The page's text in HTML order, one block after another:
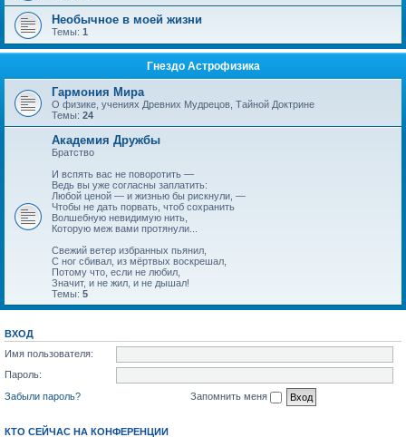
Необычное в моей жизни
Темы: 1
Гнездо Астрофизика
Гармония Мира
О физике, учениях Древних Мудрецов, Тайной Доктрине
Темы: 24
Академия Дружбы
Братство
И вспять вас не поворотить —
Ведь вы уже согласны заплатить:
Любой ценой — и жизнью бы рискнули, —
Чтобы не дать порвать, чтоб сохранить
Волшебную невидимую нить,
Которую меж вами протянули...
Свежий ветер избранных пьянил,
С ног сбивал, из мёртвых воскрешал,
Потому что, если не любил,
Значит, и не жил, и не дышал!
Темы: 5
ВХОД
Имя пользователя:
Пароль:
Забыли пароль?
Запомнить меня
КТО СЕЙЧАС НА КОНФЕРЕНЦИИ